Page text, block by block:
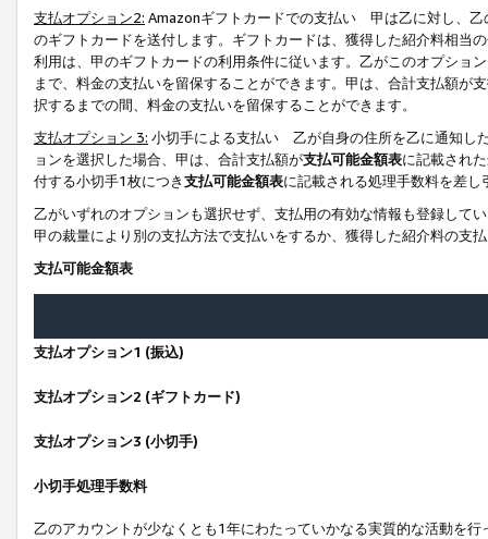
支払オプション2: Amazonギフトカードでの支払い 甲は乙に対し、乙
のギフトカードを送付します。ギフトカードは、獲得した紹介料相当
利用は、甲のギフトカードの利用条件に従います。乙がこのオプショ
まで、料金の支払いを留保することができます。甲は、合計支払額が
択するまでの間、料金の支払いを留保することができます。
支払オプション 3: 小切手による支払い 乙が自身の住所を乙に通知し
ョンを選択した場合、甲は、合計支払額が支払可能金額表に記載され
付する小切手1枚につき支払可能金額表に記載される処理手数料を差し
乙がいずれのオプションも選択せず、支払用の有効な情報も登録して
甲の裁量により別の支払方法で支払いをするか、獲得した紹介料の支
支払可能金額表
支払オプション1 (振込)
支払オプション2 (ギフトカード)
支払オプション3 (小切手)
小切手処理手数料
乙のアカウントが少なくとも1年にわたっていかなる実質的な活動を